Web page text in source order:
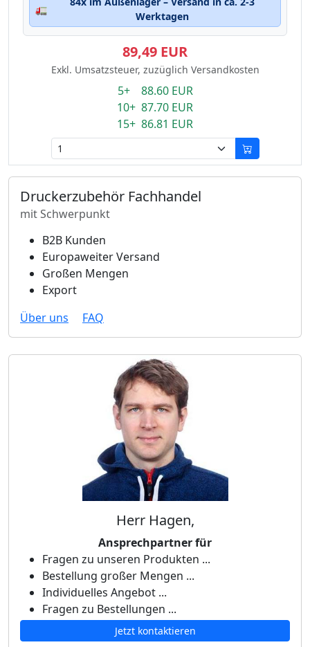
🚛
Werktagen
89,49 EUR
Exkl. Umsatzsteuer, zuzüglich Versandkosten
5+ 88.60 EUR
10+ 87.70 EUR
15+ 86.81 EUR
Druckerzubehör Fachhandel
mit Schwerpunkt
B2B Kunden
Europaweiter Versand
Großen Mengen
Export
Über uns
FAQ
Herr Hagen,
Ansprechpartner für
Fragen zu unseren Produkten ...
Bestellung großer Mengen ...
Individuelles Angebot ...
Fragen zu Bestellungen ...
Jetzt kontaktieren